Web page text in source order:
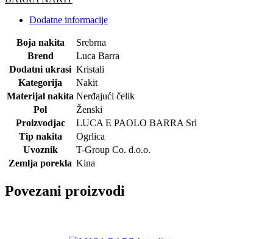
Dodatne informacije
Boja nakita
Srebrna
Brend
Luca Barra
Dodatni ukrasi Kristali
Kategorija
Nakit
Materijal nakita Nerđajući čelik
Pol
Ženski
Proizvodjac
LUCA E PAOLO BARRA Srl
Tip nakita
Ogrlica
Uvoznik
T-Group Co. d.o.o.
Zemlja porekla Kina
Povezani proizvodi